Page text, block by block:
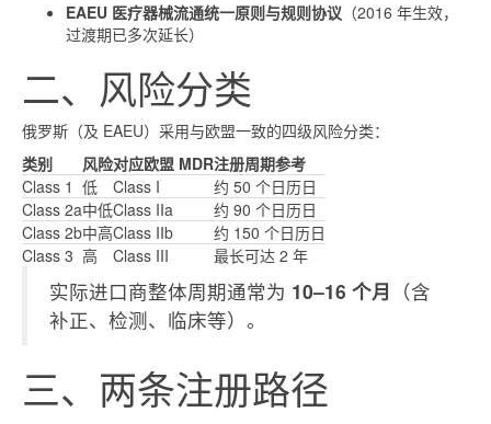
EAEU 医疗器械流通统一原则与规则协议 （2016 年生效，
过渡期已多次延长）
二、风险分类
俄罗斯（及 EAEU）采用与欧盟一致的四级风险分类：
类别
风险对应欧盟 MDR注册周期参考
Class 1 低 Class I
约 50 个日历日
Class 2a中低Class IIa
约 90 个日历日
Class 2b中高Class IIb
约 150 个日历日
Class 3 高 Class III 最长可达 2 年
实际进口商整体周期通常为 10–16 个月 （含
补正、检测、临床等）。
三、两条注册路径